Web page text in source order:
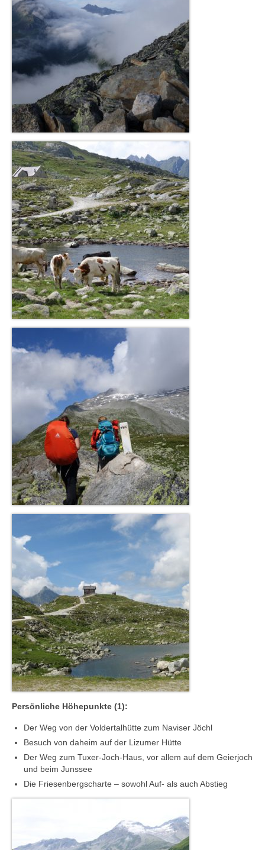
Persönliche Höhepunkte (1):
Der Weg von der Voldertalhütte zum Naviser Jöchl
Besuch von daheim auf der Lizumer Hütte
Der Weg zum Tuxer-Joch-Haus, vor allem auf dem Geierjoch
und beim Junssee
Die Friesenbergscharte – sowohl Auf- als auch Abstieg